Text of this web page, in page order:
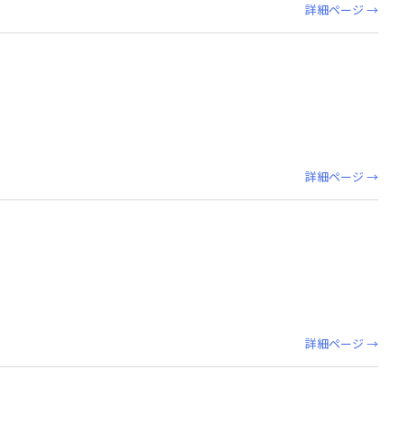
詳細ページ →
詳細ページ →
詳細ページ →